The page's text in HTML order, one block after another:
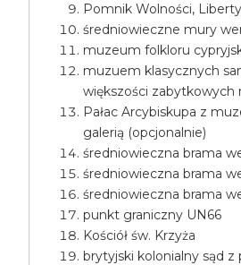
Pomnik Wolności,
średniowieczne mury
muzeum folkloru
muzuem klasycznych
większości
Pałac Arcybiskupa z
galerią (opcjonalnie)
średniowieczna brama
średniowieczna brama
średniowieczna brama
punkt graniczny UN66
Kościół św. Krzyża
brytyjski kolonialny sąd